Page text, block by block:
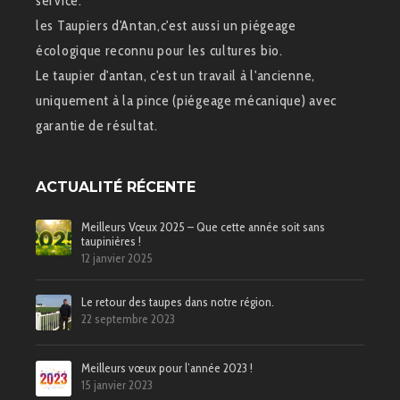
les Taupiers d'Antan,c'est aussi un piégeage
écologique reconnu pour les cultures bio.
Le taupier d'antan, c'est un travail à l'ancienne,
uniquement à la pince (piégeage mécanique) avec
garantie de résultat.
ACTUALITÉ RÉCENTE
Meilleurs Vœux 2025 – Que cette année soit sans
taupinières !
12 janvier 2025
Le retour des taupes dans notre région.
22 septembre 2023
Meilleurs vœux pour l’année 2023 !
15 janvier 2023